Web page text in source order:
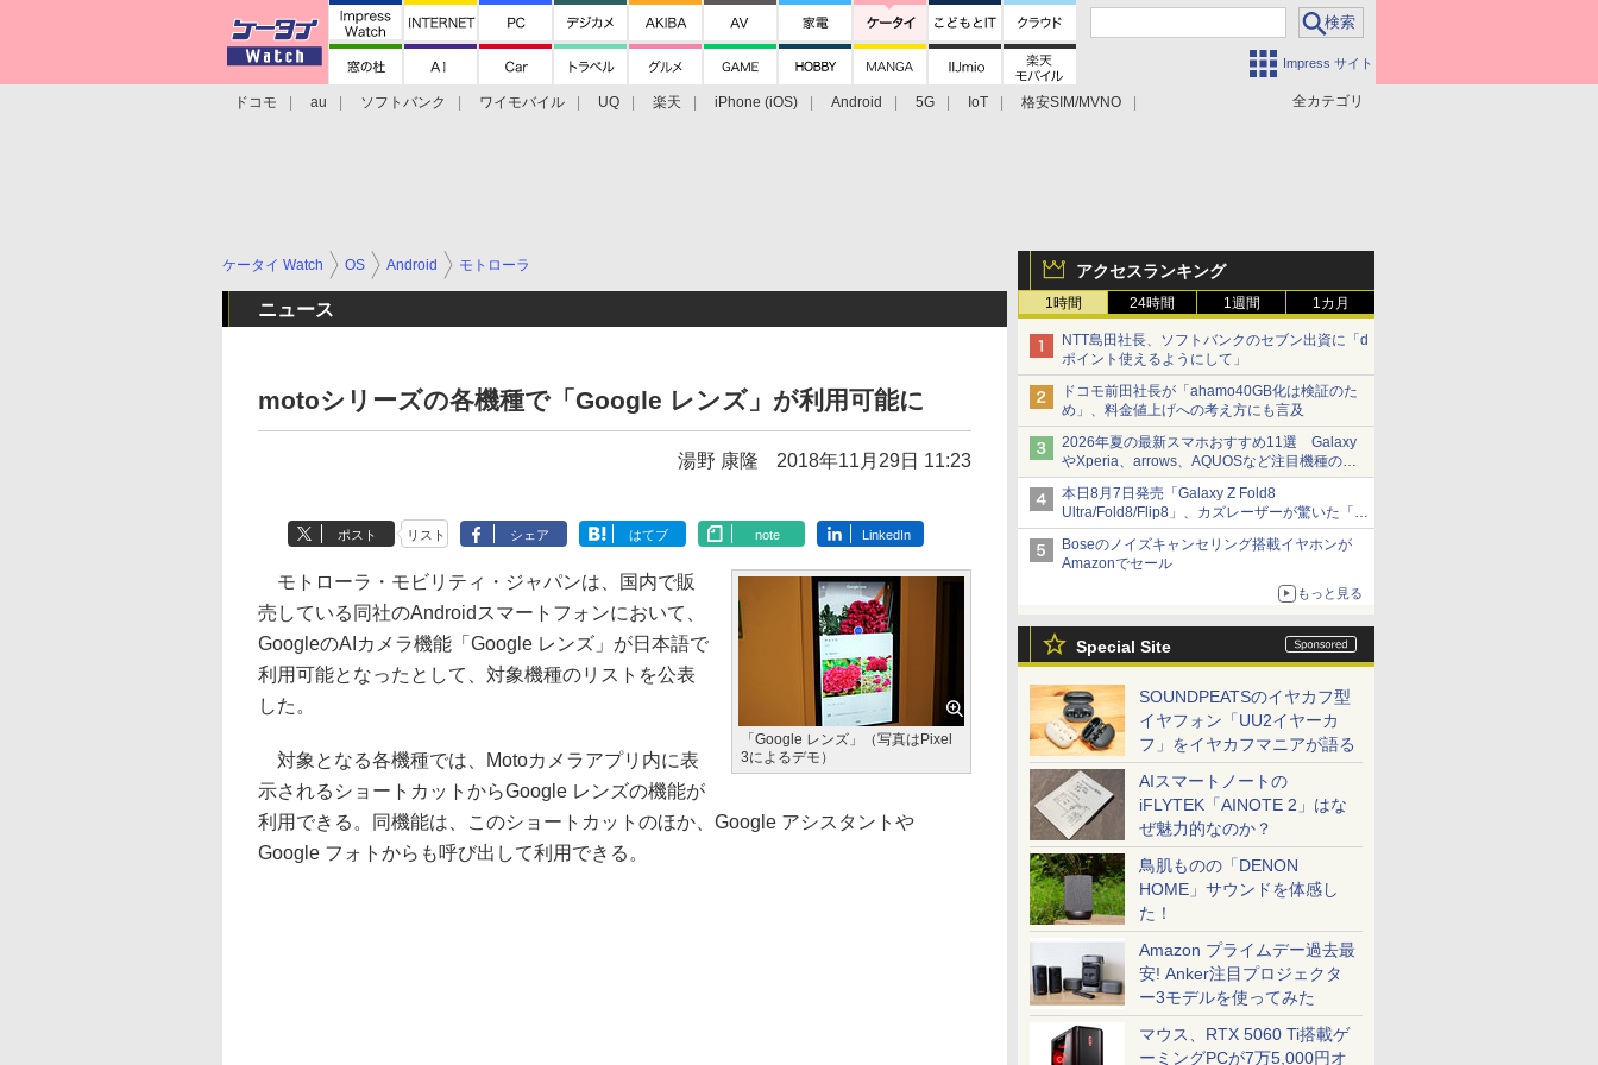
Impress サイト
全カテゴリ
ドコモ au ソフトバンク ワイモバイル UQ 楽天 iPhone (iOS) Android 5G IoT
格安SIM/MVNO
アクセスランキング
1時間 24時間 1週間 1カ月
NTT島田社長、ソフトバンクのセブン出資に「d
ポイント使えるようにして」
ドコモ前田社長が「ahamo40GB化は検証のた
め」、料金値上げへの考え方にも言及
2026年夏の最新スマホおすすめ11選 Galaxy
やXperia、arrows、AQUOSなど注目機種の特
徴は
本日8月7日発売「Galaxy Z Fold8
Ultra/Fold8/Flip8」、カズレーザーが驚いた「そ
ば屋のメニュー並みの薄さ」
Boseのノイズキャンセリング搭載イヤホンが
Amazonでセール
もっと見る
Special Site
SOUNDPEATSのイヤカフ型
イヤフォン「UU2イヤーカ
フ」をイヤカフマニアが語る
AIスマートノートの
iFLYTEK「AINOTE 2」はな
ぜ魅力的なのか？
鳥肌ものの「DENON
HOME」サウンドを体感し
た！
Amazon プライムデー過去最
安! Anker注目プロジェクタ
ー3モデルを使ってみた
マウス、RTX 5060 Ti搭載ゲ
ーミングPCが7万5,000円オ
ケータイ Watch OS Android モトローラ
ニュース
motoシリーズの各機種で「Google レンズ」が利用可能に
湯野 康隆 2018年11月29日 11:23
ポスト リスト シェア はてブ note LinkedIn
「Google レンズ」（写真はPixel
3によるデモ）
モトローラ・モビリティ・ジャパンは、国内で販
売している同社のAndroidスマートフォンにおいて、
GoogleのAIカメラ機能「Google レンズ」が日本語で
利用可能となったとして、対象機種のリストを公表
した。
対象となる各機種では、Motoカメラアプリ内に表
示されるショートカットからGoogle レンズの機能が
利用できる。同機能は、このショートカットのほか、Google アシスタントや
Google フォトからも呼び出して利用できる。